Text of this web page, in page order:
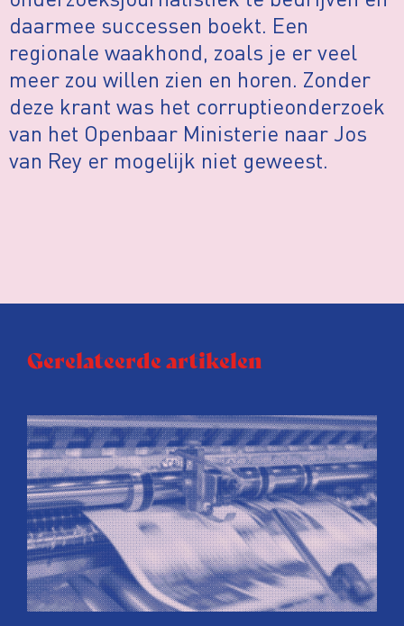
daarmee successen boekt. Een
regionale waakhond, zoals je er veel
meer zou willen zien en horen. Zonder
deze krant was het corruptieonderzoek
van het Openbaar Ministerie naar Jos
van Rey er mogelijk niet geweest.
Gerelateerde artikelen